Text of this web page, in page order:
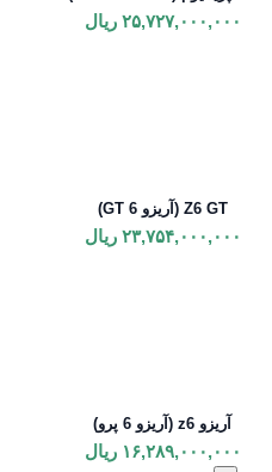
۲۵,۷۲۷,۰۰۰,۰۰۰ ریال
Z6 GT (آریزو 6 GT)
۲۳,۷۵۴,۰۰۰,۰۰۰ ریال
آریزو z6 (آریزو 6 پرو)
۱۶,۲۸۹,۰۰۰,۰۰۰ ریال